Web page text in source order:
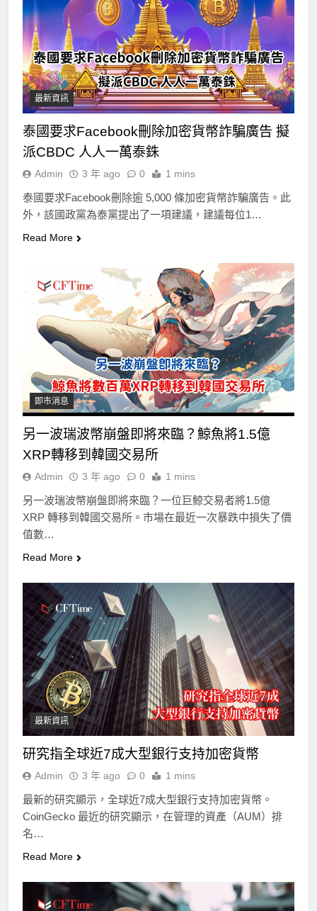
最新資訊
泰國要求Facebook刪除加密貨幣詐騙廣告 擬
派CBDC 人人一萬泰銖
Admin 3 年 ago 0 1 mins
泰國要求Facebook刪除逾 5,000 條加密貨幣詐騙廣告。此
外，該國政黨為泰黨提出了一項建議，建議每位1…
Read More
即市消息
另一波瑞波幣崩盤即將來臨？鯨魚將1.5億
XRP轉移到韓國交易所
Admin 3 年 ago 0 1 mins
另一波瑞波幣崩盤即將來臨？一位巨鯨交易者將1.5億
XRP 轉移到韓國交易所。市場在最近一次暴跌中損失了價
值數…
Read More
最新資訊
研究指全球近7成大型銀行支持加密貨幣
Admin 3 年 ago 0 1 mins
最新的研究顯示，全球近7成大型銀行支持加密貨幣。
CoinGecko 最近的研究顯示，在管理的資產（AUM）排
名…
Read More